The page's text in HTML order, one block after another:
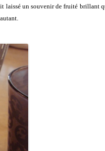
laissé un souvenir de fruité